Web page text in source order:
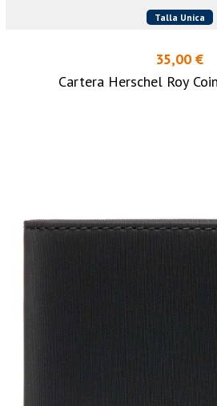
Talla Unica
35,00 €
Cartera Herschel Roy